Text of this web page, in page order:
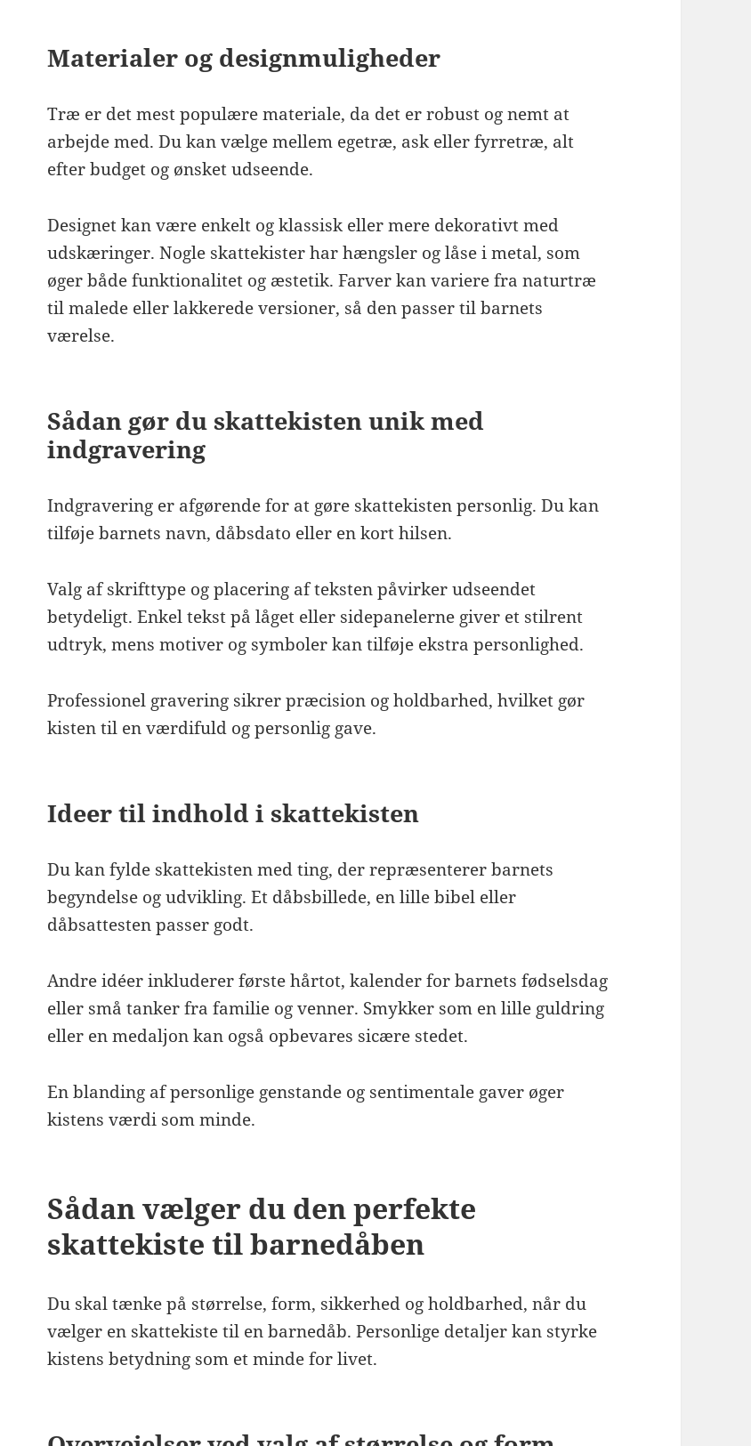
Materialer og designmuligheder
Træ er det mest populære materiale, da det er robust og nemt at
arbejde med. Du kan vælge mellem egetræ, ask eller fyrretræ, alt
efter budget og ønsket udseende.
Designet kan være enkelt og klassisk eller mere dekorativt med
udskæringer. Nogle skattekister har hængsler og låse i metal, som
øger både funktionalitet og æstetik. Farver kan variere fra naturtræ
til malede eller lakkerede versioner, så den passer til barnets
værelse.
Sådan gør du skattekisten unik med
indgravering
Indgravering er afgørende for at gøre skattekisten personlig. Du kan
tilføje barnets navn, dåbsdato eller en kort hilsen.
Valg af skrifttype og placering af teksten påvirker udseendet
betydeligt. Enkel tekst på låget eller sidepanelerne giver et stilrent
udtryk, mens motiver og symboler kan tilføje ekstra personlighed.
Professionel gravering sikrer præcision og holdbarhed, hvilket gør
kisten til en værdifuld og personlig gave.
Ideer til indhold i skattekisten
Du kan fylde skattekisten med ting, der repræsenterer barnets
begyndelse og udvikling. Et dåbsbillede, en lille bibel eller
dåbsattesten passer godt.
Andre idéer inkluderer første hårtot, kalender for barnets fødselsdag
eller små tanker fra familie og venner. Smykker som en lille guldring
eller en medaljon kan også opbevares sicære stedet.
En blanding af personlige genstande og sentimentale gaver øger
kistens værdi som minde.
Sådan vælger du den perfekte
skattekiste til barnedåben
Du skal tænke på størrelse, form, sikkerhed og holdbarhed, når du
vælger en skattekiste til en barnedåb. Personlige detaljer kan styrke
kistens betydning som et minde for livet.